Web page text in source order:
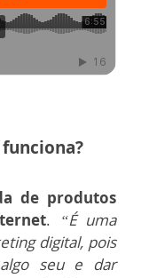
de produtos
. “É uma
digital, pois
seu e dar